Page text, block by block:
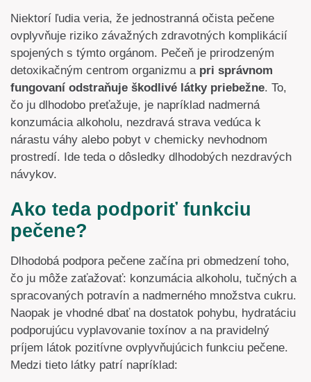
Niektorí ľudia veria, že jednostranná očista pečene
ovplyvňuje riziko závažných zdravotných komplikácií
spojených s týmto orgánom. Pečeň je prirodzeným
detoxikačným centrom organizmu apri správnom
fungovaní odstraňuje škodlivé látky priebežne. To,
čo ju dlhodobo preťažuje, je napríklad nadmerná
konzumácia alkoholu, nezdravá strava vedúca k
nárastu váhy alebo pobyt v chemicky nevhodnom
prostredí. Ide teda o dôsledky dlhodobých nezdravých
návykov.
Ako teda podporiť funkciu
pečene?
Dlhodobá podpora pečene začína pri obmedzení toho,
čo ju môže zaťažovať: konzumácia alkoholu, tučných a
spracovaných potravín a nadmerného množstva cukru.
Naopak je vhodné dbať na dostatok pohybu, hydratáciu
podporujúcu vyplavovanie toxínov a na pravidelný
príjem látok pozitívne ovplyvňujúcich funkciu pečene.
Medzi tieto látky patrí napríklad: